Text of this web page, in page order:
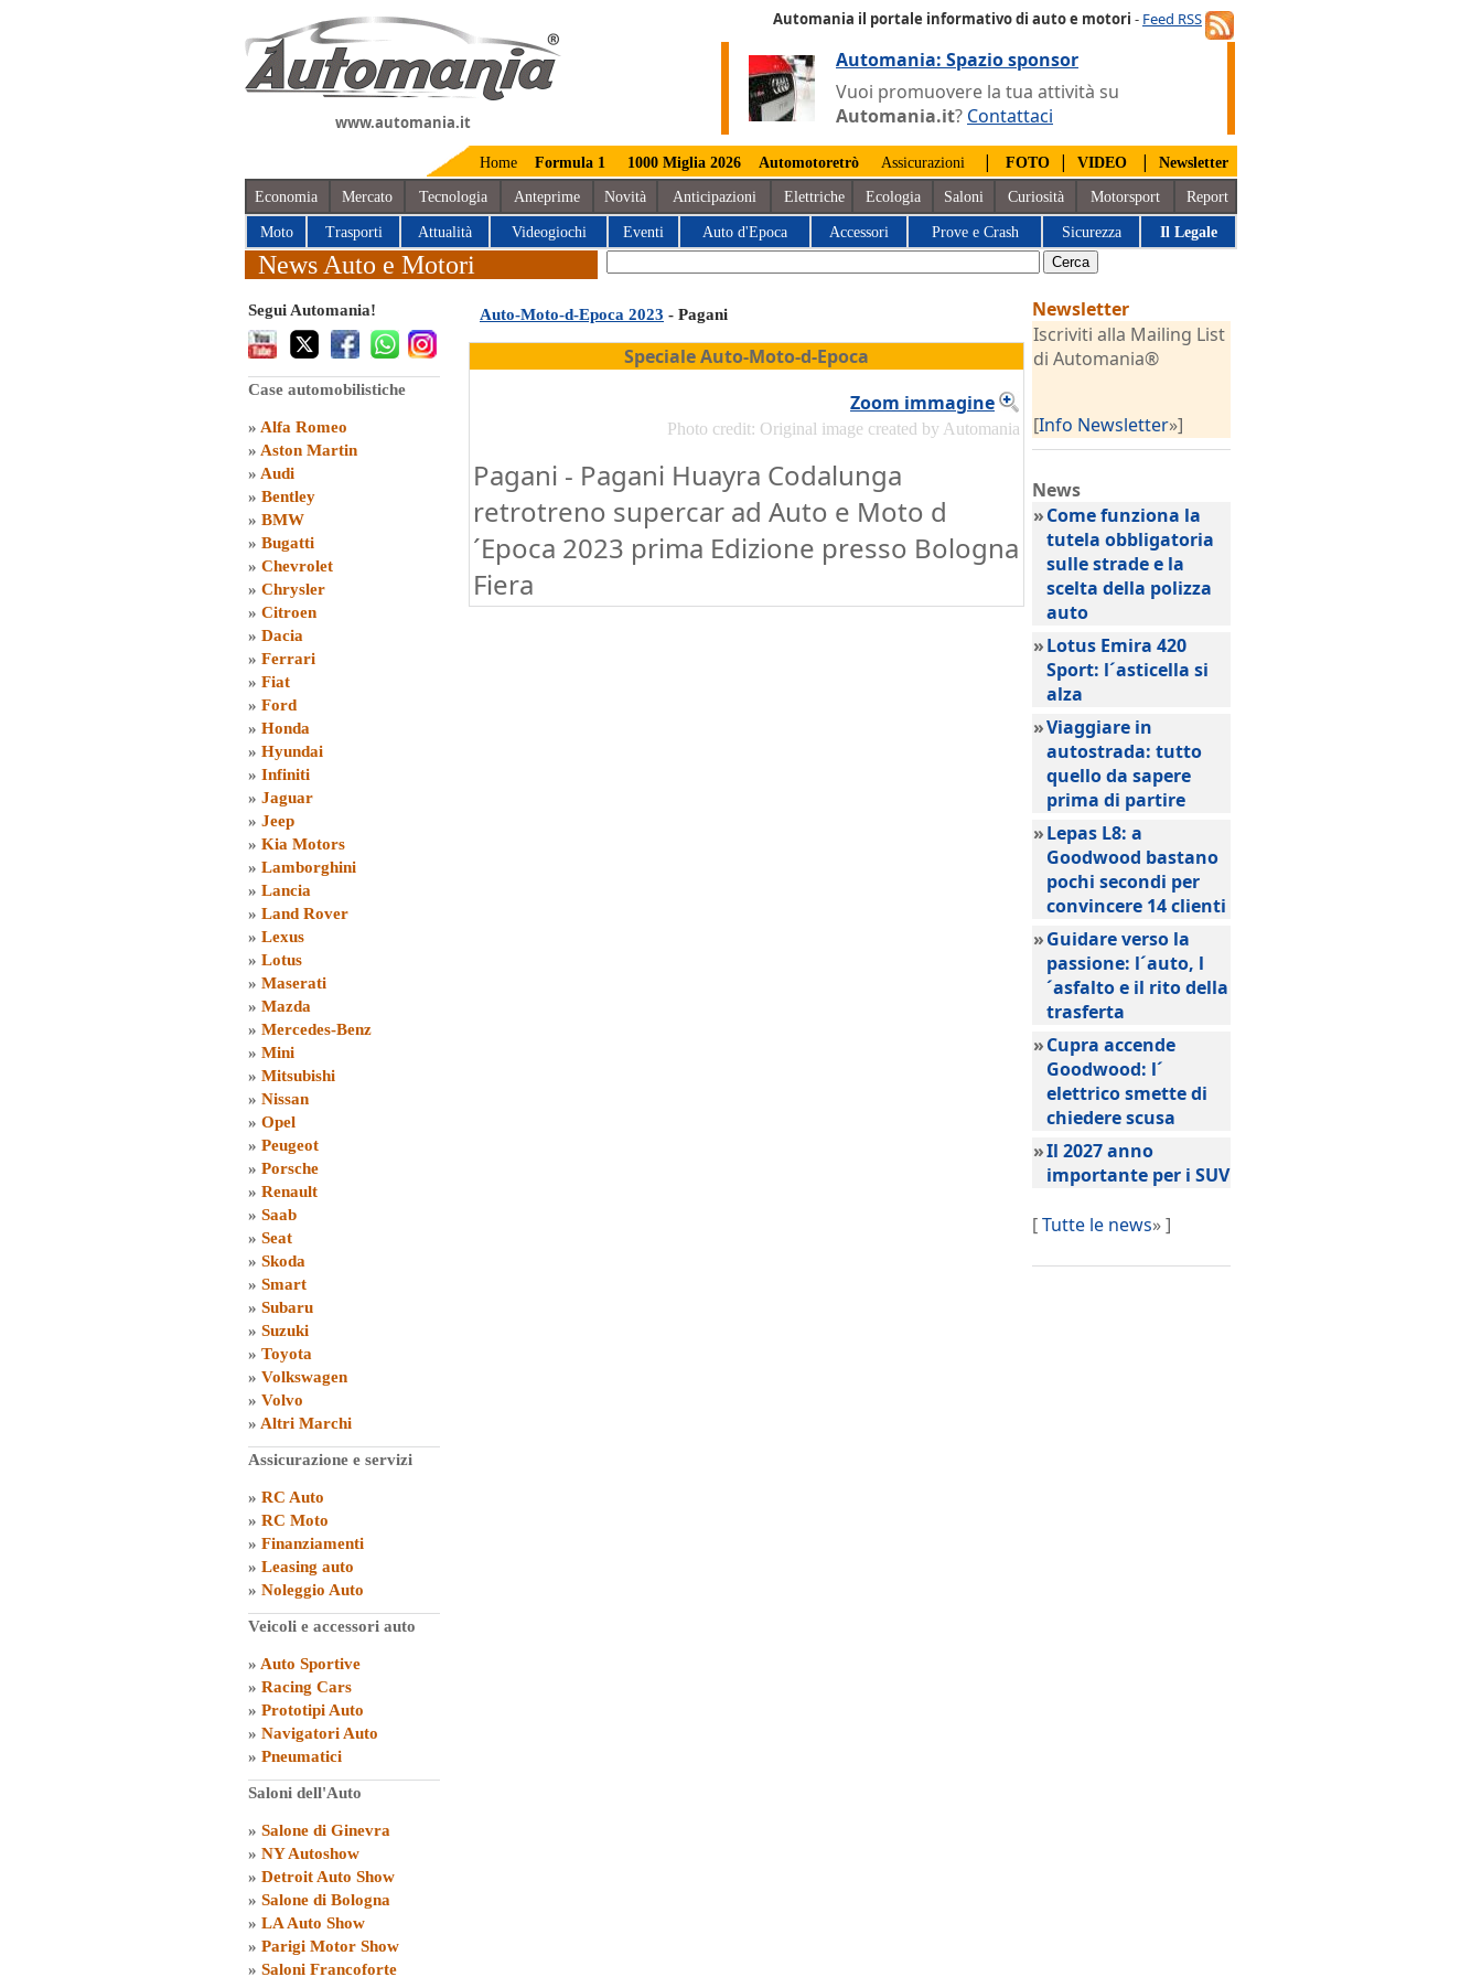
www.automania.it
Automania il portale informativo di auto e motori - Feed RSS
Automania: Spazio sponsor
Vuoi promuovere la tua attività su
Automania.it? Contattaci
Home Formula 1 1000 Miglia 2026 Automotoretrò Assicurazioni | FOTO | VIDEO | Newsletter
Economia Mercato Tecnologia Anteprime Novità Anticipazioni Elettriche Ecologia Saloni Curiosità Motorsport Report
Moto Trasporti Attualità Videogiochi Eventi Auto d'Epoca Accessori Prove e Crash Sicurezza Il Legale
News Auto e Motori
Segui Automania!
Case automobilistiche
» Alfa Romeo
» Aston Martin
» Audi
» Bentley
» BMW
» Bugatti
» Chevrolet
» Chrysler
» Citroen
» Dacia
» Ferrari
» Fiat
» Ford
» Honda
» Hyundai
» Infiniti
» Jaguar
» Jeep
» Kia Motors
» Lamborghini
» Lancia
» Land Rover
» Lexus
» Lotus
» Maserati
» Mazda
» Mercedes-Benz
» Mini
» Mitsubishi
» Nissan
» Opel
» Peugeot
» Porsche
» Renault
» Saab
» Seat
» Skoda
» Smart
» Subaru
» Suzuki
» Toyota
» Volkswagen
» Volvo
» Altri Marchi
Assicurazione e servizi
» RC Auto
» RC Moto
» Finanziamenti
» Leasing auto
» Noleggio Auto
Veicoli e accessori auto
» Auto Sportive
» Racing Cars
» Prototipi Auto
» Navigatori Auto
» Pneumatici
Saloni dell'Auto
» Salone di Ginevra
» NY Autoshow
» Detroit Auto Show
» Salone di Bologna
» LA Auto Show
» Parigi Motor Show
» Saloni Francoforte
Auto-Moto-d-Epoca 2023 - Pagani
Speciale Auto-Moto-d-Epoca
Zoom immagine
Photo credit: Original image created by Automania
Pagani - Pagani Huayra Codalunga
retrotreno supercar ad Auto e Moto d
´Epoca 2023 prima Edizione presso Bologna
Fiera
Newsletter
Iscriviti alla Mailing List
di Automania®
[Info Newsletter»]
News
»Come funziona la
tutela obbligatoria
sulle strade e la
scelta della polizza
auto
»Lotus Emira 420
Sport: l´asticella si
alza
»Viaggiare in
autostrada: tutto
quello da sapere
prima di partire
»Lepas L8: a
Goodwood bastano
pochi secondi per
convincere 14 clienti
»Guidare verso la
passione: l´auto, l
´asfalto e il rito della
trasferta
»Cupra accende
Goodwood: l´
elettrico smette di
chiedere scusa
»Il 2027 anno
importante per i SUV
[Tutte le news» ]